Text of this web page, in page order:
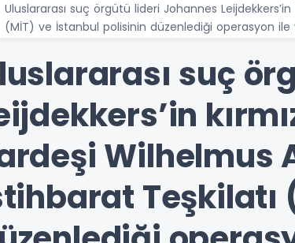
Uluslararası suç örgütü lideri Johannes
(MİT) ve İstanbul polisinin düzenlediği operasyon ile
suç
Wilhelmus